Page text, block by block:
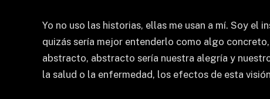
Yo no uso las historias, ellas me usan a mí. Soy el
quizás sería mejor entenderlo como algo
abstracto, abstracto sería nuestra alegría y
la salud o la enfermedad, los efectos de esta